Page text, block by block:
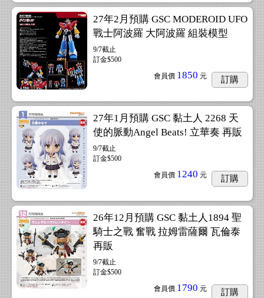
27年2月預購 GSC MODEROID UFO
戰士阿波羅 大阿波羅 組裝模型
9/7截止
訂金$500
會員價 1850 元 訂購
27年1月預購 GSC 黏土人 2268 天
使的脈動Angel Beats! 立華奏 再販
9/7截止
訂金$500
會員價 1240 元 訂購
26年12月預購 GSC 黏土人1894 聖
騎士之戰 奮戰 拉姆雷薩爾 瓦倫泰
再販
9/7截止
訂金$500
會員價 1790 元 訂購